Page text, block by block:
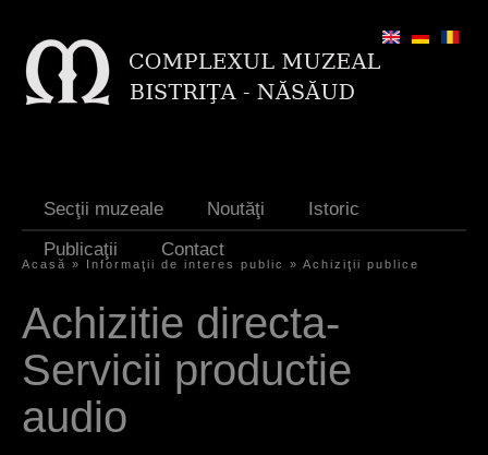
Secţii muzeale Noutăţi
Istoric
Publicaţii
Contact
ş
t
i
a
Acasă » Informaţii de interes public » Achiziţii publice
Achizitie directa-
Servicii productie
audio